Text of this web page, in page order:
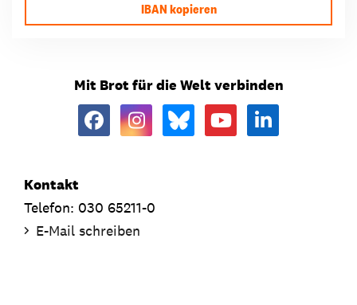
IBAN kopieren
Mit Brot für die Welt verbinden
Kontakt
Telefon: 030 65211-0
E-Mail schreiben